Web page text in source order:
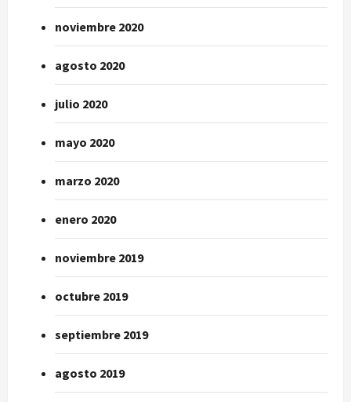
noviembre 2020
agosto 2020
julio 2020
mayo 2020
marzo 2020
enero 2020
noviembre 2019
octubre 2019
septiembre 2019
agosto 2019